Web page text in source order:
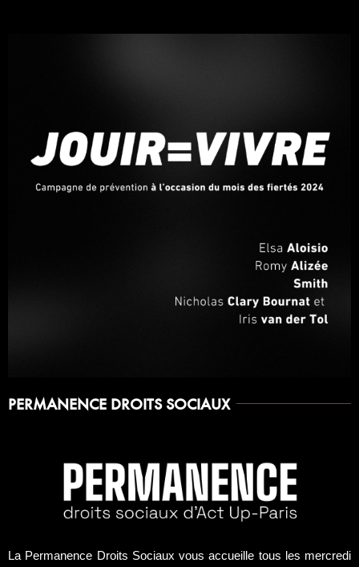
PERMANENCE DROITS SOCIAUX
La Permanence Droits Sociaux vous accueille tous les mercredi